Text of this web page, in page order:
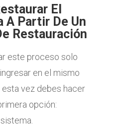
El
A Partir De Un
Restauración
este proceso solo
en el mismo
esta vez debes hacer
opción: